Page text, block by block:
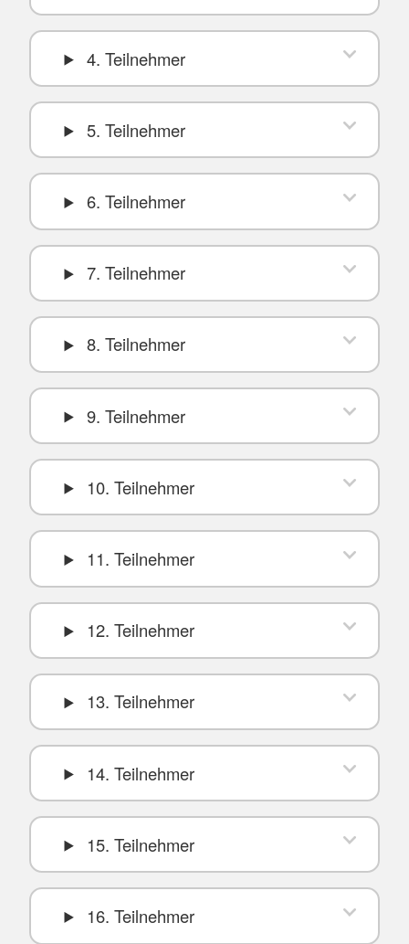
4. Teilnehmer
5. Teilnehmer
6. Teilnehmer
7. Teilnehmer
8. Teilnehmer
9. Teilnehmer
10. Teilnehmer
11. Teilnehmer
12. Teilnehmer
13. Teilnehmer
14. Teilnehmer
15. Teilnehmer
16. Teilnehmer